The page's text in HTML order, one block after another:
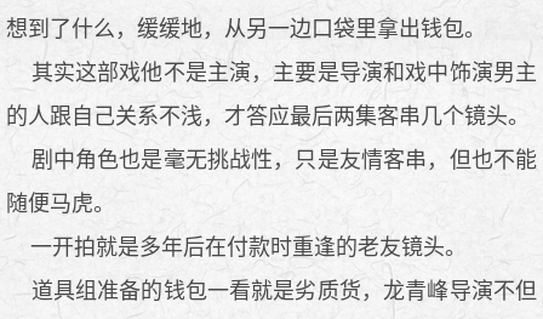
想到了什么，缓缓地，从另一边口袋里拿出钱包。
其实这部戏他不是主演，主要是导演和戏中饰演男主
的人跟自己关系不浅，才答应最后两集客串几个镜头。
剧中角色也是毫无挑战性，只是友情客串，但也不能
随便马虎。
一开拍就是多年后在付款时重逢的老友镜头。
道具组准备的钱包一看就是劣质货，龙青峰导演不但